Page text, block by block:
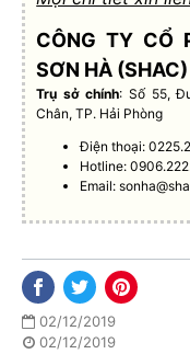
CÔNG TY CỔ
SƠN HÀ (SHAC)
Trụ sở chính: Số 55,
Chân, TP. Hải Phòng
Điện thoại:
Hotline:
Email:
02/12/2019
02/12/2019